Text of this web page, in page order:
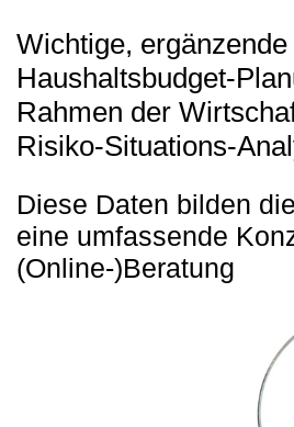
Wichtige,
Haushaltsbudget-
Rahmen der
Risiko-Situations-
Diese Daten bilden
eine umfassende
(Online-)Beratung